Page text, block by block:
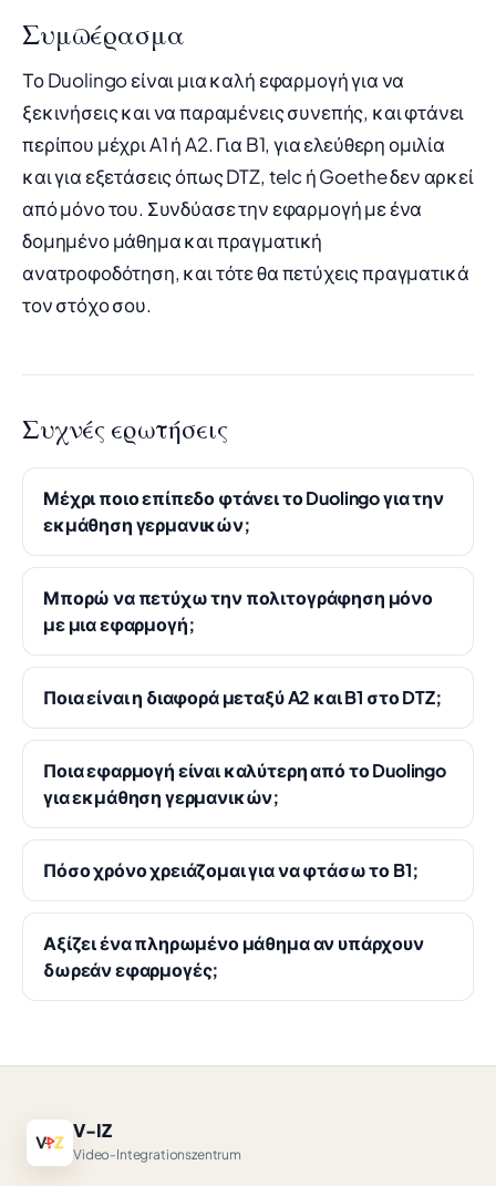
Συμπέρασμα
Το Duolingo είναι μια καλή εφαρμογή για να
ξεκινήσεις και να παραμένεις συνεπής, και φτάνει
περίπου μέχρι A1 ή A2. Για B1, για ελεύθερη ομιλία
και για εξετάσεις όπως DTZ, telc ή Goethe δεν αρκεί
από μόνο του. Συνδύασε την εφαρμογή με ένα
δομημένο μάθημα και πραγματική
ανατροφοδότηση, και τότε θα πετύχεις πραγματικά
τον στόχο σου.
Συχνές ερωτήσεις
Μέχρι ποιο επίπεδο φτάνει το Duolingo για την
εκμάθηση γερμανικών;
Μπορώ να πετύχω την πολιτογράφηση μόνο
με μια εφαρμογή;
Ποια είναι η διαφορά μεταξύ A2 και B1 στο DTZ;
Ποια εφαρμογή είναι καλύτερη από το Duolingo
για εκμάθηση γερμανικών;
Πόσο χρόνο χρειάζομαι για να φτάσω το B1;
Αξίζει ένα πληρωμένο μάθημα αν υπάρχουν
δωρεάν εφαρμογές;
V-IZ
Video-Integrationszentrum